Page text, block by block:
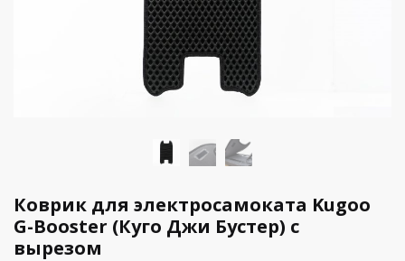
Коврик для электросамоката Kugoo
G-Booster (Куго Джи Бустер) с
вырезом